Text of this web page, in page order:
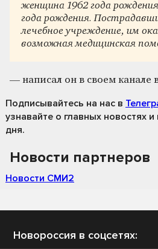
женщина 1962 года
года рождения.
лечебное учреждение, им
возможная медицинская
— написал он в своем канале
Подписывайтесь на нас в
узнавайте о главных новостях
дня.
Новости партнеров
Новости СМИ2
Новороссия в соцсетях: